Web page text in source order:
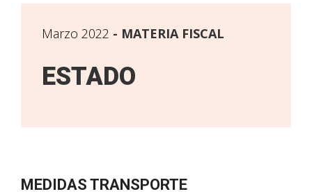
Marzo 2022 MATERIA FISCAL
ESTADO
MEDIDAS TRANSPORTE